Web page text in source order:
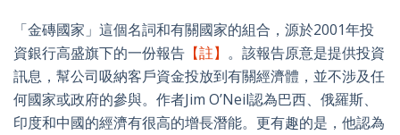
「金磚國家」這個名詞和有關國家的組合，源於2001年投
資銀行高盛旗下的一份報告 【註】 。該報告原意是提供投資
訊息，幫公司吸納客戶資金投放到有關經濟體，並不涉及任
何國家或政府的參與。作者Jim O’Neil認為巴西、俄羅斯、
印度和中國的經濟有很高的增長潛能。更有趣的是，他認為